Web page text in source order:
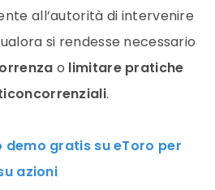
all’autorità di intervenire
si rendesse necessario
o limitare pratiche
.
demo gratis su eToro per
azioni